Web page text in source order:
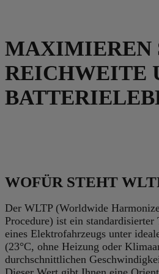
MAXIMIEREN
REICHWEITE
WOFÜR STEHT
Der WLTP (Worldwide
Procedure) ist ein
eines Elektrofahrzeugs unter
(23°C, ohne Heizung oder
durchschnittlichen